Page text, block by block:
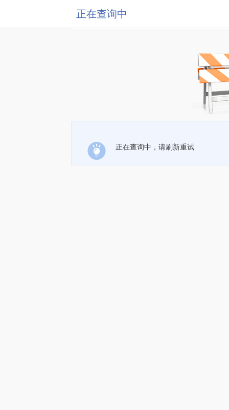
正在查询中
正在查询中，请刷新重试